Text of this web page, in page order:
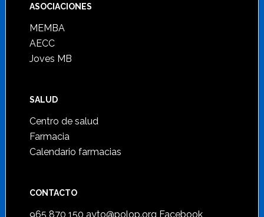
ASOCIACIONES
MEMBA
AECC
Joves MB
SALUD
Centro de salud
Farmacia
Calendario farmacias
CONTACTO
965 870 150 ayto@polop.org Facebook